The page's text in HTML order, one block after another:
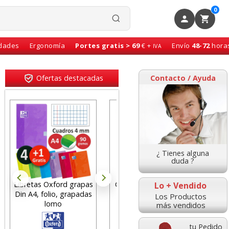
0
Ergonomía Portes gratis > 69€ + IVA Envío 48-72
Contacto / Ayuda
¿ Tienes alguna
duda ?
Lo + Vendido
Los Productos
más vendidos
tu Pedido
Ofertas destacadas
Libretas Oxford grapas
Din A4, folio, grapadas
lomo
Cartulinas Din A4 Folio
verde billar, Pino,
Navidad Pte 50